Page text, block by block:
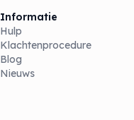
Informatie
Hulp
Klachtenprocedure
Blog
Nieuws